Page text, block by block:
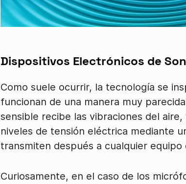
Dispositivos Electrónicos de
Como suele ocurrir, la tecnología se
funcionan de una manera muy
sensible recibe las vibraciones del
niveles de tensión eléctrica mediante
transmiten después a cualquier equipo
Curiosamente, en el caso de los